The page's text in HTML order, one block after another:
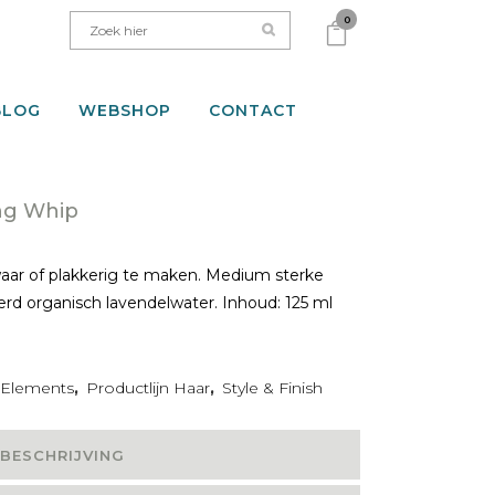
0
WEBSHOP CONTACT
Whip
of plakkerig te maken. Medium sterke
organisch lavendelwater. Inhoud: 125 ml
, Productlijn Haar, Style & Finish
BESCHRIJVING